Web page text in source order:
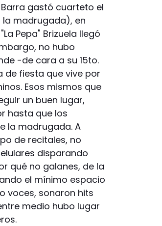
gastó cuarteto el
la madrugada), en
Pepa" Brizuela llegó
no hubo
-de cara a su 15to.
de fiesta que vive por
Esos mismos que
un buen lugar,
hasta que los
la madrugada. A
de recitales, no
disparando
qué no galanes, de la
el mínimo espacio
voces, sonaron hits
medio hubo lugar